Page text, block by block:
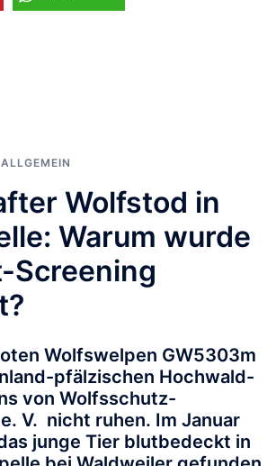
ALLGEMEIN
Wolfstod in
Warum wurde
Screening
Wolfswelpen GW5303m
pfälzischen Hochwald-
von Wolfsschutz-
V. nicht ruhen. Im Januar
junge Tier blutbedeckt in